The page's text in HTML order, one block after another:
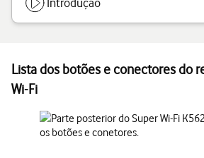
Introdução
Lista dos botões e conectores do
Wi-Fi